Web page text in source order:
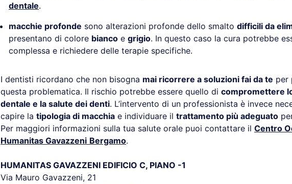
dentale.
macchie profonde sono alterazioni profonde dello smalto difficili da
presentano di colore bianco e grigio. In questo caso la cura potrebbe
complessa e richiedere delle terapie specifiche.
I dentisti ricordano che non bisogna mai ricorrere a soluzioni fai da te per
questa problematica. Il rischio potrebbe essere quello di compromettere
dentale e la salute dei denti. L’intervento di un professionista è invece
capire la tipologia di macchia e individuare il trattamento più adeguato
Per maggiori informazioni sulla tua salute orale puoi contattare il Centro
Humanitas Gavazzeni Bergamo.
HUMANITAS GAVAZZENI EDIFICIO C, PIANO -1
Via Mauro Gavazzeni, 21